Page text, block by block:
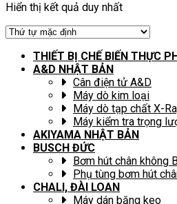
Hiển thị kết quả duy nhất
THIẾT BỊ CHẾ BIẾN THỰC
A&D NHẬT BẢN
Cân điện tử A&D
Máy dò kim loại
Máy dò tạp chất X-
Máy kiểm tra trọng
AKIYAMA NHẬT BẢN
BUSCH ĐỨC
Bơm hút chân không
Phụ tùng bơm hút
CHALI, ĐÀI LOAN
Máy dán băng keo